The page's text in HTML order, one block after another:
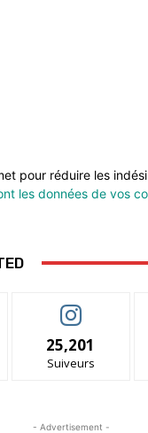
pour réduire les
les données de vos
25,201
Suiveurs
- Advertisement -